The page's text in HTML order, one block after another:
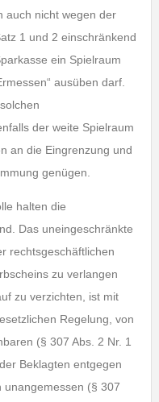
auch nicht wegen der
1 und 2 einschränkend
ein Spielraum
ausüben darf.
der weite Spielraum
an die Eingrenzung und
genügen.
halten die
Das uneingeschränkte
rechtsgeschäftlichen
zu verlangen
zu verzichten, ist mit
Regelung, von
(§ 307 Abs. 2 Nr. 1
Beklagten entgegen
unangemessen (§ 307